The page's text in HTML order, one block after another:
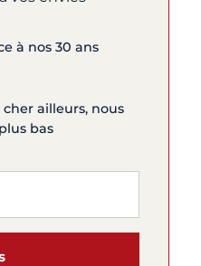
à nos 30 ans
ailleurs, nous
bas